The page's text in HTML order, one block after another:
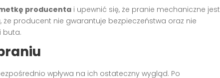
producenta i upewnić się, że pranie mechaniczne jest
producent nie gwarantuje bezpieczeństwa oraz nie
buta.
wpływa na ich ostateczny wygląd. Po